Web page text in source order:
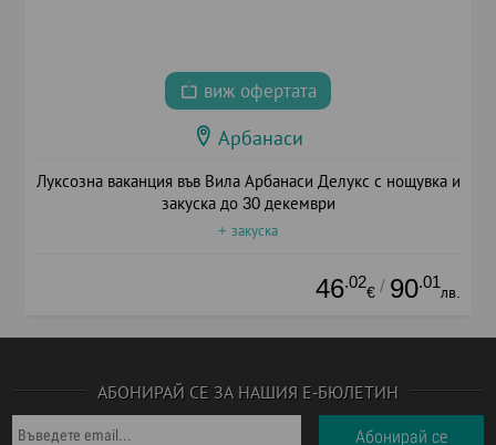
виж офертата
Арбанаси
Луксозна ваканция във Вила Арбанаси Делукс с нощувка и
закуска до 30 декември
+ закуска
46.02
€ / 90.01
лв.
АБОНИРАЙ СЕ ЗА НАШИЯ Е-БЮЛЕТИН